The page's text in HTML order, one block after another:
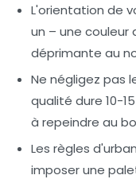
L'orientation de
un – une couleur
déprimante au
Ne négligez pas
qualité dure 10-
à repeindre au
Les règles
imposer une